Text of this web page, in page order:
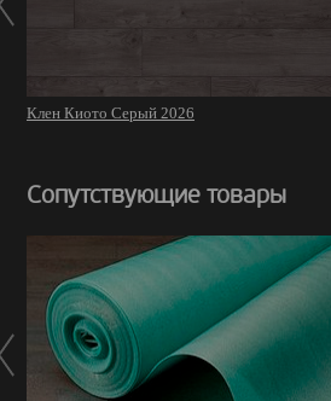
Клен Киото Серый 2026
Сопутствующие товары